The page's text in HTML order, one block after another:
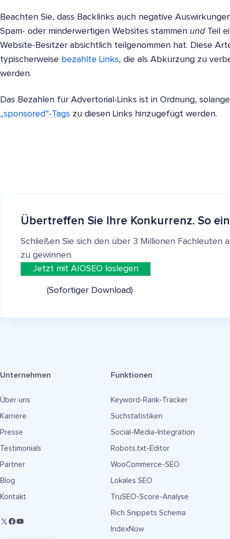
Beachten Sie, dass Backlinks auch negative
Spam- oder minderwertigen Websites stammen undTeil
Website-Besitzer absichtlich teilgenommen hat. Diese
typischerweise bezahlte Links, die als Abkürzung zu
werden.
Das Bezahlen für Advertorial-Links ist in Ordnung,
„sponsored“-Tags zu diesen Links hinzugefügt werden.
Übertreffen Sie Ihre Konkurrenz. So
Schließen Sie sich den über 3 Millionen Fachleuten
zu gewinnen.
Jetzt mit AIOSEO loslegen
(Sofortiger Download)
Unternehmen
Über uns
Karriere
Presse
Testimonials
Partner
Blog
Kontakt
Funktionen
Keyword-Rank-Tracker
Suchstatistiken
Social-Media-Integration
Robots.txt-Editor
WooCommerce-SEO
Lokales SEO
TruSEO-Score-Analyse
Rich Snippets Schema
IndexNow